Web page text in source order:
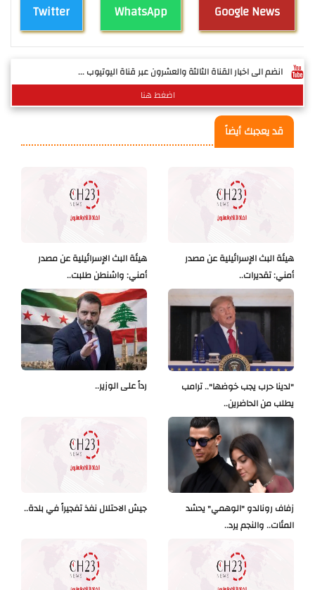
Twitter WhatsApp Google News
انضم الى اخبار القناة الثالثة والعشرون عبر قناة اليوتيوب ...
اضغط هنا
قد يعجبك أيضاً
هيئة البث الإسرائيلية عن مصدر
أمني: واشنطن طلبت..
هيئة البث الإسرائيلية عن مصدر
أمني: تقديرات..
رداً على الوزير..
"لدينا حرب يجب خوضها".. ترامب
يطلب من الحاضرين..
جيش الاحتلال نفذ تفجيراً في بلدة..
زفاف رونالدو "الوهمي" يحشد
المئات.. والنجم يرد..